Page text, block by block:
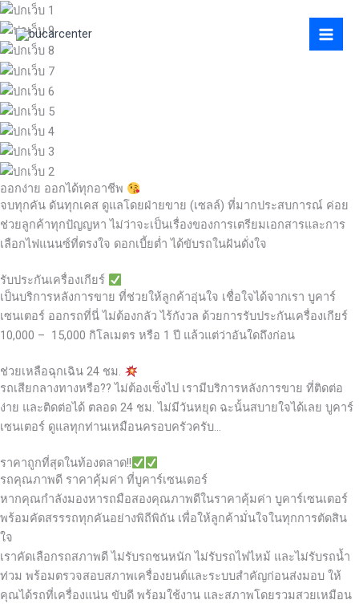
Skip
to
content
ออกง่าย ออกได้ทุกอาชีพ
จบทุกคัน ดันทุกเคส ดูแลโดยฝ่ายขาย (เซลล์) ที่มากประสบการณ์ ค่อย
ช่วยลูกค้าทุกปัญญหา ไม่ว่าจะเป็นเรื่องของการเตรียมเอกสารและการ
เลือกไฟแนนซ์ที่ตรงใจ ดอกเบี้ยต่ำ ได้ขับรถในฝันดั่งใจ
รับประกันเครื่องเกียร์
เป็นบริการหลังการขาย ที่ช่วยให้ลูกค้าอุ่นใจ เชื่อใจได้จากเรา บูคาร์
เซนเตอร์ ออกรถที่นี่ ไม่ต้องกลัว ไร้กังวล ด้วยการรับประกันเครื่องเกียร์
10,000 – 15,000 กิโลเมตร หรือ 1 ปี แล้วแต่ว่าอันใดถึงก่อน
ช่วยเหลือฉุกเฉิน 24 ชม.
รถเสียกลางทางหรือ?? ไม่ต้องเซ็งไป เรามีบริการหลังการขาย ที่ติดต่อ
ง่าย และติดต่อได้ ตลอด 24 ชม. ไม่มีวันหยุด ฉะนั้นสบายใจได้เลย บูคาร์
เซนเตอร์ ดูแลทุกท่านเหมือนครอบครัวครับ…
ราคาถูกที่สุดในท้องตลาด!!
รถคุณภาพดี ราคาคุ้มค่า ที่บูคาร์เซนเตอร์
หากคุณกำลังมองหารถมือสองคุณภาพดีในราคาคุ้มค่า บูคาร์เซนเตอร์
พร้อมคัดสรรรถทุกคันอย่างพิถีพิถัน เพื่อให้ลูกค้ามั่นใจในทุกการตัดสิน
ใจ
เราคัดเลือกรถสภาพดี ไม่รับรถชนหนัก ไม่รับรถไฟไหม้ และไม่รับรถน้ำ
ท่วม พร้อมตรวจสอบสภาพเครื่องยนต์และระบบสำคัญก่อนส่งมอบ ให้
คุณได้รถที่เครื่องแน่น ขับดี พร้อมใช้งาน และสภาพโดยรวมสวยเหมือน